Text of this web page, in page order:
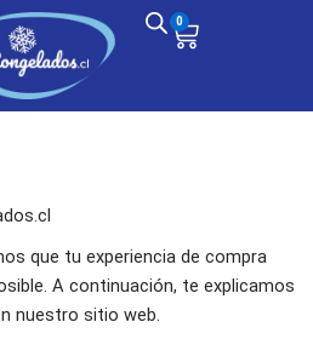
0
Cart
que tu experiencia de compra
A continuación, te explicamos
nuestro sitio web.